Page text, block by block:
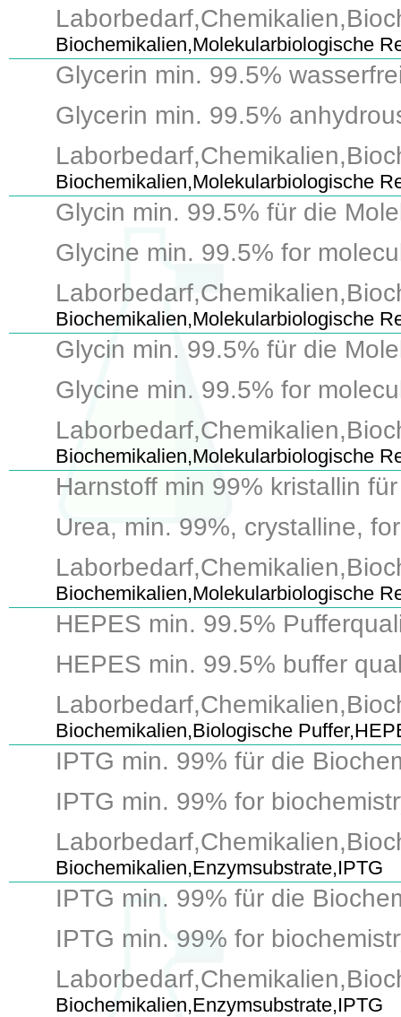
Biochemikalien,Molekularbiologische
Glycerin min. 99.5%
Glycerin min. 99.5%
Biochemikalien,Molekularbiologische
Glycin min. 99.5% für die
Glycine min. 99.5% for
Biochemikalien,Molekularbiologische
Glycin min. 99.5% für die
Glycine min. 99.5% for
Biochemikalien,Molekularbiologische
Harnstoff min 99% kristallin
Urea, min. 99%, crystalline,
Biochemikalien,Molekularbiologische
HEPES min. 99.5%
HEPES min. 99.5% buffer
Biochemikalien,Biologische
IPTG min. 99% für die
IPTG min. 99% for
Biochemikalien,Enzymsubstrate,IPTG
IPTG min. 99% für die
IPTG min. 99% for
Biochemikalien,Enzymsubstrate,IPTG